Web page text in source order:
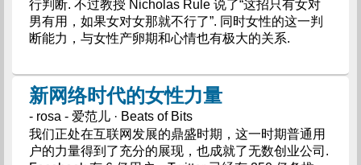
行判断. 不过教授 Nicholas Rule 说了“这招只有女对
男有用，如果女对女那就不行了”. 同时女性的这一判
断能力，与女性产卵期和心情也有极大的关系.
新网络时代的女性力量
- rosa - 爱范儿 · Beats of Bits
我们正处在互联网发展的鼎盛时期，这一时期普通用
户的力量得到了充分的展现，也成就了无数创业公司.